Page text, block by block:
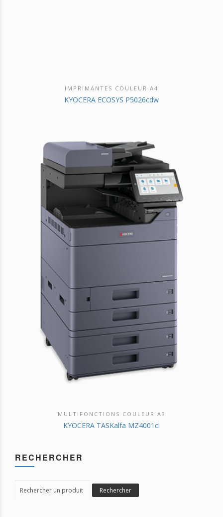
DÉCOUVRIR CE PRODUIT
IMPRIMANTES COULEUR A4
KYOCERA ECOSYS P5026cdw
DÉCOUVRIR CE PRODUIT
MULTIFONCTIONS COULEUR A3
KYOCERA TASKalfa MZ4001ci
RECHERCHER
for:
Rechercher